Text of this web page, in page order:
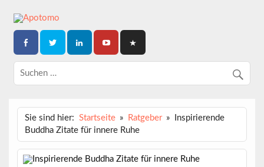
content
APOTOMO
Dein News-Magazin
Sie sind hier: Startseite Ratgeber
Inspirierende
Buddha Zitate für innere Ruhe